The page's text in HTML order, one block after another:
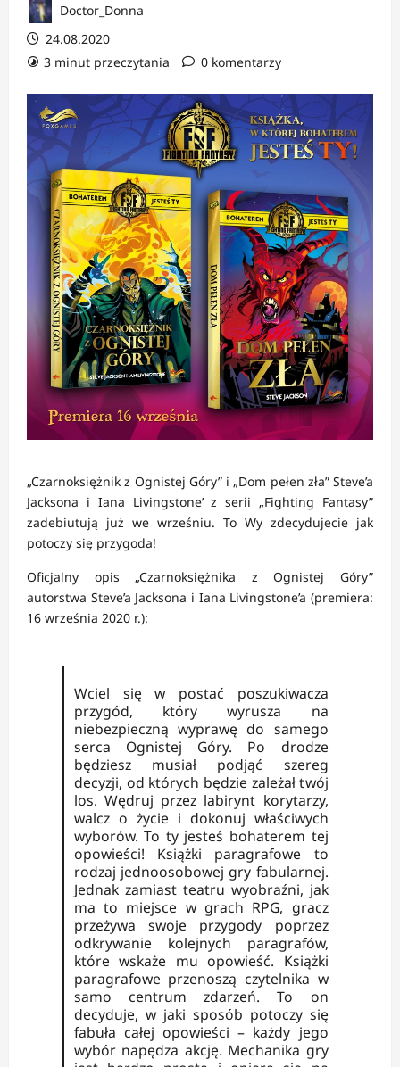
Doctor_Donna
24.08.2020
3 minut przeczytania
0 komentarzy
„Czarnoksiężnik z Ognistej Góry” i „Dom pełen zła” Steve’a
Jacksona i Iana Livingstone’ z serii „Fighting Fantasy”
zadebiutują już we wrześniu. To Wy zdecydujecie jak
potoczy się przygoda!
Oficjalny opis „Czarnoksiężnika z Ognistej Góry”
autorstwa Steve’a Jacksona i Iana Livingstone’a (premiera:
16 września 2020 r.):
Wciel się w postać poszukiwacza
przygód, który wyrusza na
niebezpieczną wyprawę do samego
serca Ognistej Góry. Po drodze
będziesz musiał podjąć szereg
decyzji, od których będzie zależał twój
los. Wędruj przez labirynt korytarzy,
walcz o życie i dokonuj właściwych
wyborów. To ty jesteś bohaterem tej
opowieści! Książki paragrafowe to
rodzaj jednoosobowej gry fabularnej.
Jednak zamiast teatru wyobraźni, jak
ma to miejsce w grach RPG, gracz
przeżywa swoje przygody poprzez
odkrywanie kolejnych paragrafów,
które wskaże mu opowieść. Książki
paragrafowe przenoszą czytelnika w
samo centrum zdarzeń. To on
decyduje, w jaki sposób potoczy się
fabuła całej opowieści – każdy jego
wybór napędza akcję. Mechanika gry